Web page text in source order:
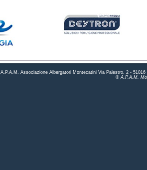
A.P.A.M. Associazione Albergatori Montecatini Via Palestro, 2 -
© A.P.A.M.